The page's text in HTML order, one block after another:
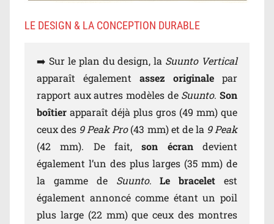
LE DESIGN & LA CONCEPTION DURABLE
➡️ Sur le plan du design, la Suunto Vertical
apparaît également assez originale par
rapport aux autres modèles de Suunto.Son
boîtier apparaît déjà plus gros (49 mm) que
ceux des 9 Peak Pro(43 mm) et de la 9 Peak
(42 mm). De fait,son écrandevient
également l’un des plus larges (35 mm) de
la gamme de Suunto.Le bracelet est
également annoncé comme étant un poil
plus large (22 mm) que ceux des montres